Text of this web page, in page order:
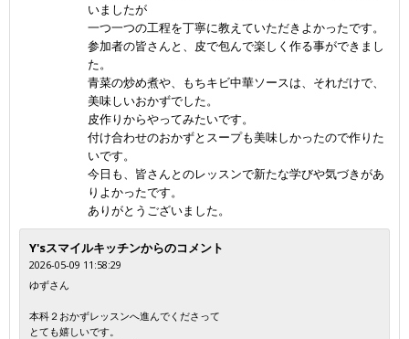
いましたが
一つ一つの工程を丁寧に教えていただきよかったです。
参加者の皆さんと、皮で包んで楽しく作る事ができまし
た。
青菜の炒め煮や、もちキビ中華ソースは、それだけで、
美味しいおかずでした。
皮作りからやってみたいです。
付け合わせのおかずとスープも美味しかったので作りた
いです。
今日も、皆さんとのレッスンで新たな学びや気づきがあ
りよかったです。
ありがとうございました。
Y'sスマイルキッチンからのコメント
2026-05-09 11:58:29
ゆずさん
本科２おかずレッスンへ進んでくださって
とても嬉しいです。